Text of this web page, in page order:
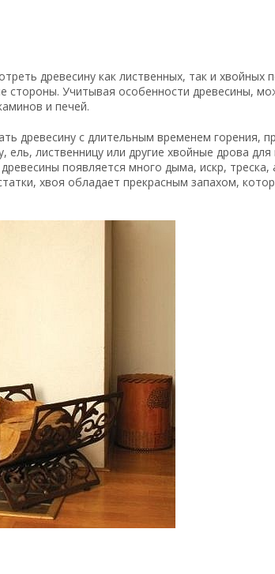
древесину как лиственных, так и хвойных
стороны. Учитывая особенности древесины,
и печей.
древесину с длительным временем горения,
лиственницу или другие хвойные дрова для
появляется много дыма, искр,
хвоя обладает прекрасным запахом,